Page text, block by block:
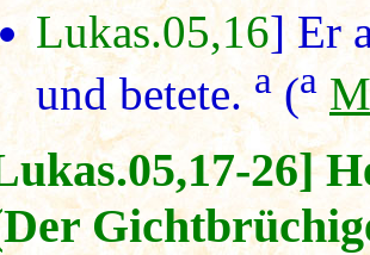
Lukas.05,16] Er
und betete.a(a
26]